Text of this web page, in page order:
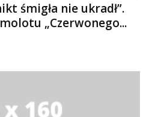
śmigła nie ukradł”.
„Czerwonego...